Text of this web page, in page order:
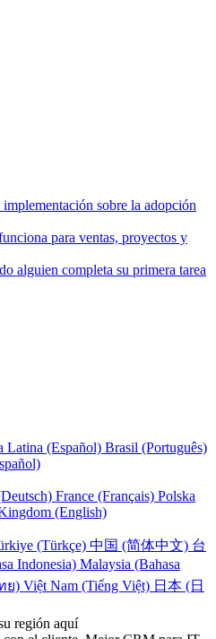
sobre la adopción
para ventas, proyectos y
alguien completa su primera tarea
Latina (Español) Brasil (Português)
France (Français) Polska
(English)
(Türkçe) 中国 (简体中文) 台
Indonesia) Malaysia (Bahasa
ย) Việt Nam (Tiếng Việt) 日本 (日
región aquí